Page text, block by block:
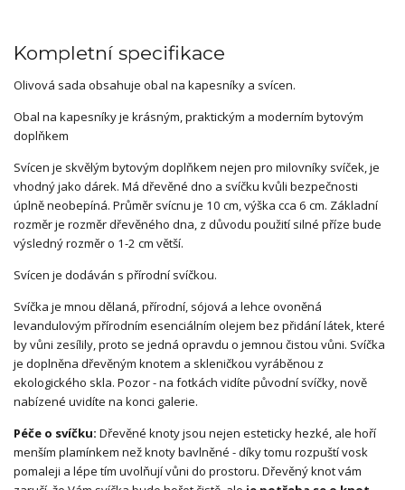
Kompletní specifikace
Olivová sada obsahuje obal na kapesníky a svícen.
Obal na kapesníky je krásným, praktickým a moderním bytovým
doplňkem
Svícen je skvělým bytovým doplňkem nejen pro milovníky svíček, je
vhodný jako dárek. Má dřevěné dno a svíčku kvůli bezpečnosti
úplně neobepíná. Průměr svícnu je 10 cm, výška cca 6 cm. Základní
rozměr je rozměr dřevěného dna, z důvodu použití silné příze bude
výsledný rozměr o 1-2 cm větší.
Svícen je dodáván s přírodní svíčkou.
Svíčka je mnou dělaná, přírodní, sójová a lehce ovoněná
levandulovým přírodním esenciálním olejem bez přidání látek, které
by vůni zesílily, proto se jedná opravdu o jemnou čistou vůni. Svíčka
je doplněna dřevěným knotem a skleničkou vyráběnou z
ekologického skla. Pozor - na fotkách vidíte původní svíčky, nově
nabízené uvidíte na konci galerie.
Péče o svíčku: Dřevěné knoty jsou nejen esteticky hezké, ale hoří
menším plamínkem než knoty bavlněné - díky tomu rozpuští vosk
pomaleji a lépe tím uvolňují vůni do prostoru. Dřevěný knot vám